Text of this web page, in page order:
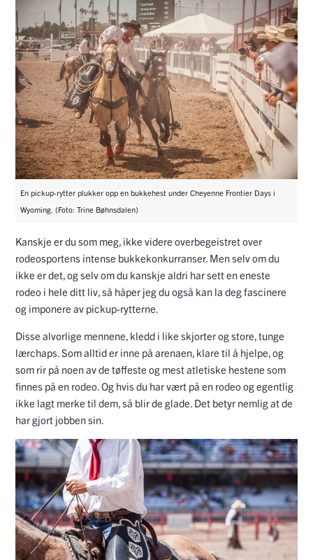
En pickup-rytter plukker opp en bukkehest under Cheyenne Frontier Days i
Wyoming. (Foto: Trine Bøhnsdalen)
Kanskje er du som meg, ikke videre overbegeistret over
rodeosportens intense bukkekonkurranser. Men selv om du
ikke er det, og selv om du kanskje aldri har sett en eneste
rodeo i hele ditt liv, så håper jeg du også kan la deg fascinere
og imponere av pickup-rytterne.
Disse alvorlige mennene, kledd i like skjorter og store, tunge
lærchaps. Som alltid er inne på arenaen, klare til å hjelpe, og
som rir på noen av de tøffeste og mest atletiske hestene som
finnes på en rodeo. Og hvis du har vært på en rodeo og egentlig
ikke lagt merke til dem, så blir de glade. Det betyr nemlig at de
har gjort jobben sin.